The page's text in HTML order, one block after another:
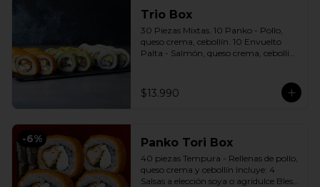
Trio Box
30 Piezas Mixtas. 10 Panko - Pollo,
queso crema, cebollín. 10 Envuelto
Palta - Salmón, queso crema, cebollín.
agridulce Bless + 2 palitos
$13.990
-6% Panko Tori Box
40 piezas Tempura - Rellenas de pollo,
queso crema y cebollín Incluye: 4
Salsas a elección soya o agridulce Bless